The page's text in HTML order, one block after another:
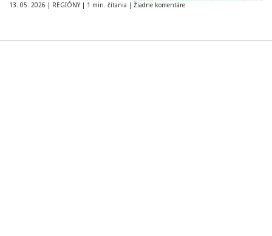
13. 05. 2026 | REGIÓNY | 1 min. čítania | Žiadne komentáre